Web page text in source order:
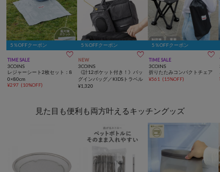
5％OFFクーポン
TIME SALE 
3COINS
レジャーシート2枚セット：8
0×80cm
¥297 (10%OFF)
5％OFFクーポン
NEW 
3COINS
《計12ポケット付き！》バッ
グインバッグ／KIDSトラベル
¥1,320
5％OFFクーポン
TIME SALE 
3COINS
折りたたみコンパクトチェア
¥561 (15%OFF)
見た目も便利も両方叶えるキッチングッズ